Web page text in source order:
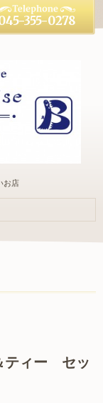
お店
355-0278
ィー セッ